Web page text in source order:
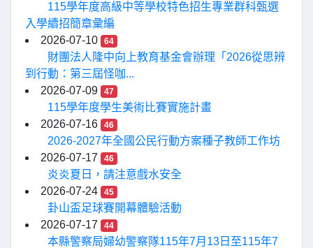
115學年度高級中等學校特色招生專業群科甄選
入學續招簡章彙編
2026-07-10
64
財團法人隆中向上教育基金會辦理「2026從思辨
到行動：第三屆怪咖...
2026-07-09
47
115學年度學生美術比賽實施計畫
2026-07-16
46
2026-2027年全國公民行動方案種子教師工作坊
2026-07-17
46
炎炎夏日，請注意戲水安全
2026-07-24
45
卦山盃足球賽開幕體驗活動
2026-07-17
44
本縣警察局婦幼警察隊115年7月13日至115年7